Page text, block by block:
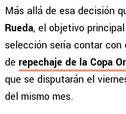
Más allá de esa decisión
Rueda, el objetivo
selección sería contar con
de repechaje de la Copa
que se disputarán el
del mismo mes.